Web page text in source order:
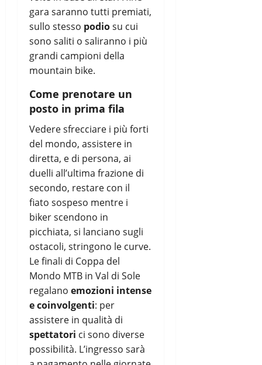
gara saranno tutti premiati,
sullo stesso podiosu cui
sono saliti o saliranno i più
grandi campioni della
mountain bike.
Come prenotare un
posto in prima fila
Vedere sfrecciare i più forti
del mondo, assistere in
diretta, e di persona, ai
duelli all’ultima frazione di
secondo, restare con il
fiato sospeso mentre i
biker scendono in
picchiata, si lanciano sugli
ostacoli, stringono le curve.
Le finali di Coppa del
Mondo MTB in Val di Sole
regalano emozioni intense
e coinvolgenti: per
assistere in qualità di
spettatori ci sono diverse
possibilità. L’ingresso sarà